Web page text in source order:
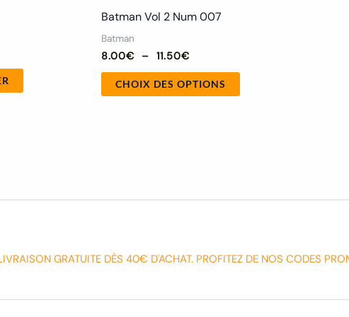
Batman Vol 2 Num 007
Batman
8.00€ – 11.50€
CHOIX DES OPTIONS
GRATUITE DÈS 40€ D'ACHAT. PROFITEZ DE NOS CODES